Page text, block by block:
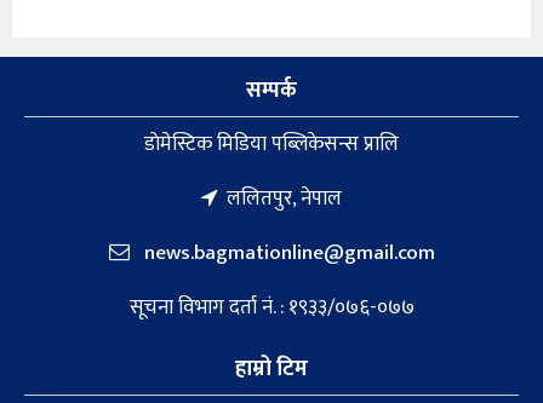
सम्पर्क
डाेमेस्टिक मिडिया पब्लिकेसन्स प्रालि
ललितपुर, नेपाल
news.bagmationline@gmail.com
सूचना विभाग दर्ता नं. : १९३३/०७६-०७७
हाम्रो टिम